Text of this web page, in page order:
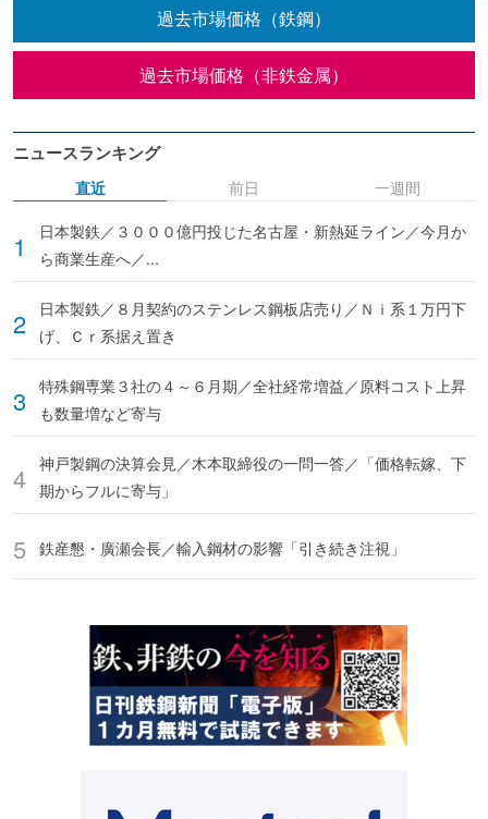
過去市場価格（鉄鋼）
過去市場価格（非鉄金属）
ニュースランキング
直近
日本製鉄／３０００億円投じた名古屋・新熱延ライン／今月か
ら商業生産へ／...
日本製鉄／８月契約のステンレス鋼板店売り／Ｎｉ系１万円下
げ、Ｃｒ系据え置き
特殊鋼専業３社の４～６月期／全社経常増益／原料コスト上昇
も数量増など寄与
神戸製鋼の決算会見／木本取締役の一問一答／「価格転嫁、下
期からフルに寄与」
鉄産懇・廣瀬会長／輸入鋼材の影響「引き続き注視」
前日 一週間